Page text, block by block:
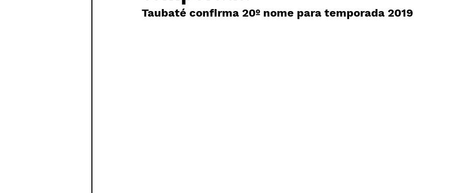
Taubaté confirma 20º nome para temporada 2019